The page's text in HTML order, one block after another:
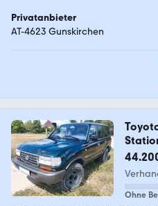
Privatanbieter
AT-4623 Gunskirchen
Ohne